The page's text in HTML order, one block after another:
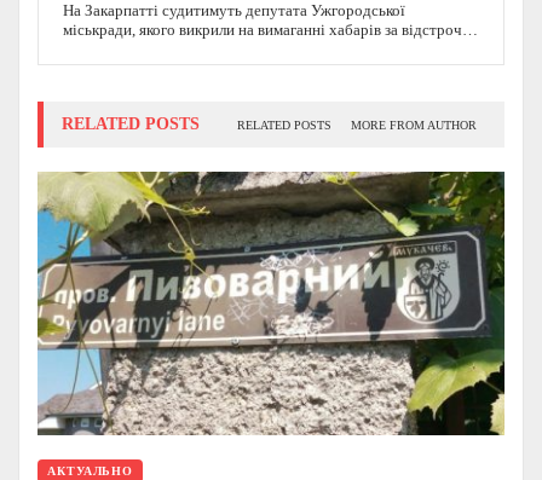
На Закарпатті судитимуть депутата Ужгородської
міськради, якого викрили на вимаганні хабарів за відстрочку
RELATED POSTS RELATED POSTS MORE FROM AUTHOR
АКТУАЛЬНО